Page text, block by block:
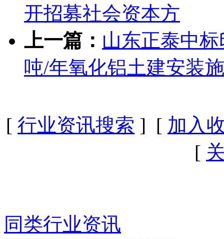
开招募社会资本方
上一篇： 山东正泰中
吨/年氧化铝土建安装
[ 行业资讯搜索 ] [ 加入
[
同类行业资讯